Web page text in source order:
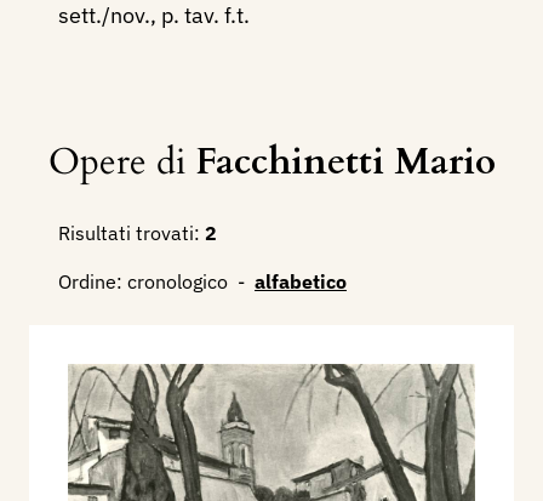
sett./nov., p. tav. f.t.
Opere di Facchinetti Mario
Risultati trovati: 2
Ordine: cronologico - alfabetico